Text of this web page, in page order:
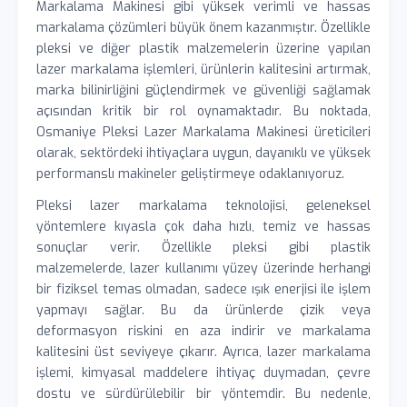
Markalama Makinesi gibi yüksek verimli ve hassas
markalama çözümleri büyük önem kazanmıştır. Özellikle
pleksi ve diğer plastik malzemelerin üzerine yapılan
lazer markalama işlemleri, ürünlerin kalitesini artırmak,
marka bilinirliğini güçlendirmek ve güvenliği sağlamak
açısından kritik bir rol oynamaktadır. Bu noktada,
Osmaniye Pleksi Lazer Markalama Makinesi üreticileri
olarak, sektördeki ihtiyaçlara uygun, dayanıklı ve yüksek
performanslı makineler geliştirmeye odaklanıyoruz.
Pleksi lazer markalama teknolojisi, geleneksel
yöntemlere kıyasla çok daha hızlı, temiz ve hassas
sonuçlar verir. Özellikle pleksi gibi plastik
malzemelerde, lazer kullanımı yüzey üzerinde herhangi
bir fiziksel temas olmadan, sadece ışık enerjisi ile işlem
yapmayı sağlar. Bu da ürünlerde çizik veya
deformasyon riskini en aza indirir ve markalama
kalitesini üst seviyeye çıkarır. Ayrıca, lazer markalama
işlemi, kimyasal maddelere ihtiyaç duymadan, çevre
dostu ve sürdürülebilir bir yöntemdir. Bu nedenle,